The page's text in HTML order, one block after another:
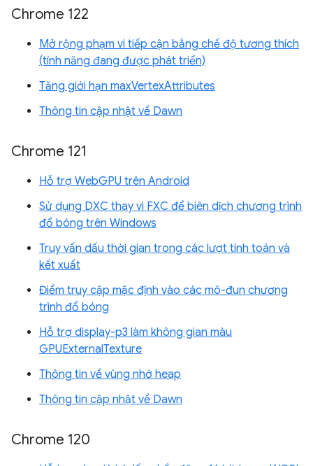
Chrome 122
Mở rộng phạm vi tiếp cận bằng chế độ tương thích
(tính năng đang được phát triển)
Tăng giới hạn maxVertexAttributes
Thông tin cập nhật về Dawn
Chrome 121
Hỗ trợ WebGPU trên Android
Sử dụng DXC thay vì FXC để biên dịch chương trình
đổ bóng trên Windows
Truy vấn dấu thời gian trong các lượt tính toán và
kết xuất
Điểm truy cập mặc định vào các mô-đun chương
trình đổ bóng
Hỗ trợ display-p3 làm không gian màu
GPUExternalTexture
Thông tin về vùng nhớ heap
Thông tin cập nhật về Dawn
Chrome 120